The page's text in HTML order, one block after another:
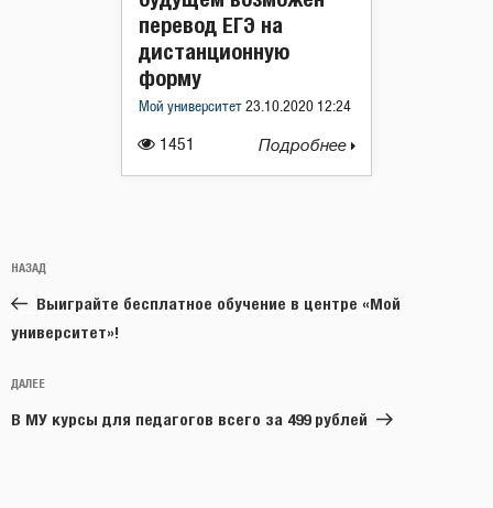
1451
перевод ЕГЭ на
дистанционную
форму
Мой университет 23.10.2020 12:24
Подробнее
по
записям
Предыдущая
запись:
НАЗАД
Выиграйте бесплатное обучение в центре «Мой
университет»!
Следующая
запись
ДАЛЕЕ
В МУ курсы для педагогов всего за 499 рублей